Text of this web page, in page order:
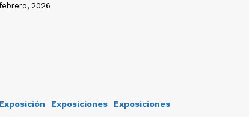
2026
Exposición Exposiciones Exposiciones